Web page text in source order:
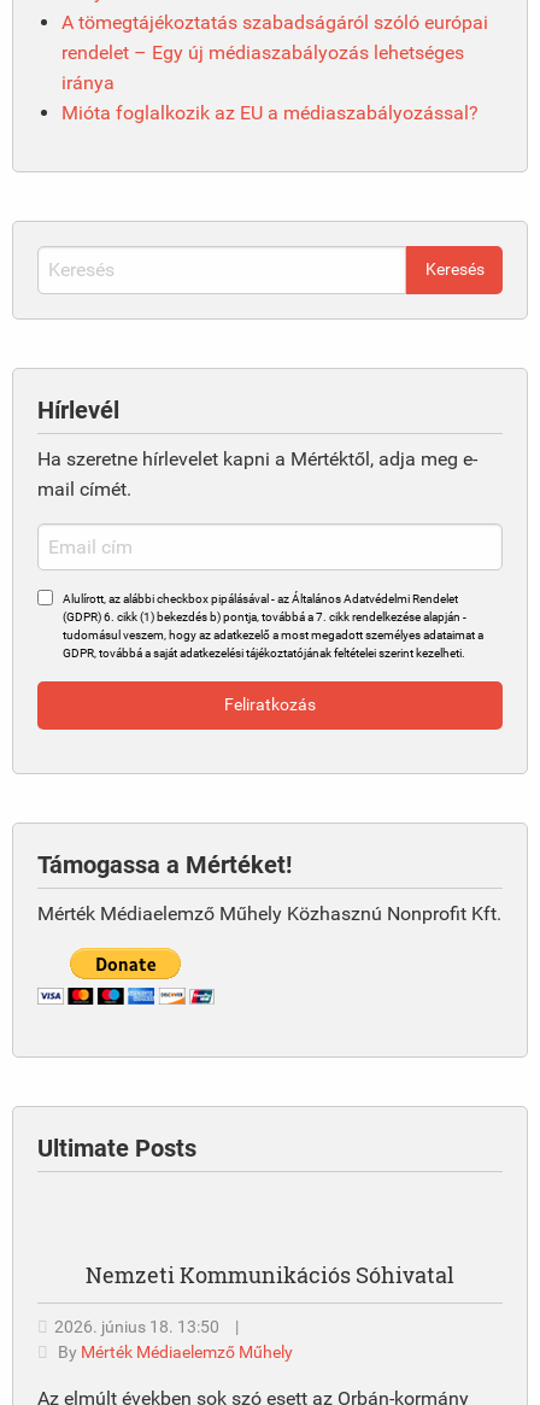
A tömegtájékoztatás szabadságáról szóló európai
rendelet – Egy új médiaszabályozás lehetséges
iránya
Mióta foglalkozik az EU a médiaszabályozással?
Hírlevél
Ha szeretne hírlevelet kapni a Mértéktől, adja meg e-
mail címét.
Alulírott, az alábbi checkbox pipálásával - az Általános Adatvédelmi Rendelet
(GDPR) 6. cikk (1) bekezdés b) pontja, továbbá a 7. cikk rendelkezése alapján -
tudomásul veszem, hogy az adatkezelő a most megadott személyes adataimat a
GDPR, továbbá a saját adatkezelési tájékoztatójának feltételei szerint kezelheti.
Támogassa a Mértéket!
Mérték Médiaelemző Műhely Közhasznú Nonprofit Kft.
Ultimate Posts
Nemzeti Kommunikációs Sóhivatal
2026. június 18. 13:50
|
By Mérték Médiaelemző Műhely
Az elmúlt években sok szó esett az Orbán-kormány